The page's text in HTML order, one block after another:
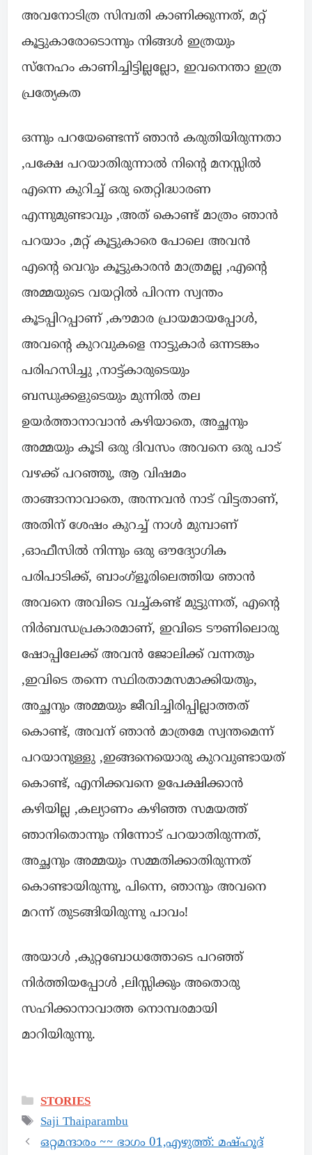
അവനോടിത്ര സിമ്പതി കാണിക്കുന്നത്, മറ്റ്
കൂട്ടുകാരോടൊന്നും നിങ്ങൾ ഇത്രയും
സ്നേഹം കാണിച്ചിട്ടില്ലല്ലോ, ഇവനെന്താ ഇത്ര
പ്രത്യേകത
ഒന്നും പറയേണ്ടെന്ന് ഞാൻ കരുതിയിരുന്നതാ
,പക്ഷേ പറയാതിരുന്നാൽ നിൻ്റെ മനസ്സിൽ
എന്നെ കുറിച്ച് ഒരു തെറ്റിദ്ധാരണ
എന്നുമുണ്ടാവും ,അത് കൊണ്ട് മാത്രം ഞാൻ
പറയാം ,മറ്റ് കൂട്ടുകാരെ പോലെ അവൻ
എൻ്റെ വെറും കൂട്ടുകാരൻ മാത്രമല്ല ,എൻ്റെ
അമ്മയുടെ വയറ്റിൽ പിറന്ന സ്വന്തം
കൂടപ്പിറപ്പാണ് ,കൗമാര പ്രായമായപ്പോൾ,
അവൻ്റെ കുറവുകളെ നാട്ടുകാർ ഒന്നടങ്കം
പരിഹസിച്ചു ,നാട്ട്കാരുടെയും
ബന്ധുക്കളുടെയും മുന്നിൽ തല
ഉയർത്താനാവാൻ കഴിയാതെ, അച്ഛനും
അമ്മയും കൂടി ഒരു ദിവസം അവനെ ഒരു പാട്
വഴക്ക് പറഞ്ഞു, ആ വിഷമം
താങ്ങാനാവാതെ, അന്നവൻ നാട് വിട്ടതാണ്,
അതിന് ശേഷം കുറച്ച് നാൾ മുമ്പാണ്
,ഓഫീസിൽ നിന്നും ഒരു ഔദ്യോഗിക
പരിപാടിക്ക്, ബാംഗ്ളൂരിലെത്തിയ ഞാൻ
അവനെ അവിടെ വച്ച്കണ്ട് മുട്ടുന്നത്, എൻ്റെ
നിർബന്ധപ്രകാരമാണ്, ഇവിടെ ടൗണിലൊരു
ഷോപ്പിലേക്ക് അവൻ ജോലിക്ക് വന്നതും
,ഇവിടെ തന്നെ സ്ഥിരതാമസമാക്കിയതും,
അച്ഛനും അമ്മയും ജീവിച്ചിരിപ്പില്ലാത്തത്
കൊണ്ട്, അവന് ഞാൻ മാത്രമേ സ്വന്തമെന്ന്
പറയാനുള്ളു ,ഇങ്ങനെയൊരു കുറവുണ്ടായത്
കൊണ്ട്, എനിക്കവനെ ഉപേക്ഷിക്കാൻ
കഴിയില്ല ,കല്യാണം കഴിഞ്ഞ സമയത്ത്
ഞാനിതൊന്നും നിന്നോട് പറയാതിരുന്നത്,
അച്ഛനും അമ്മയും സമ്മതിക്കാതിരുന്നത്
കൊണ്ടായിരുന്നു, പിന്നെ, ഞാനും അവനെ
മറന്ന് തുടങ്ങിയിരുന്നു പാവം!
അയാൾ ,കുറ്റബോധത്തോടെ പറഞ്ഞ്
നിർത്തിയപ്പോൾ ,ലിസ്സിക്കും അതൊരു
സഹിക്കാനാവാത്ത നൊമ്പരമായി
മാറിയിരുന്നു.
STORIES
Saji Thaiparambu
ഒറ്റമന്ദാരം ~~ ഭാഗം 01,എഴുത്ത്: മഷ്ഹൂദ്